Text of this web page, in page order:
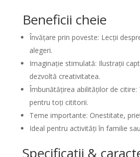
Beneficii cheie
Învățare prin poveste: Lecții
alegeri.
Imaginație stimulată: Ilustrații
dezvoltă creativitatea.
Îmbunătățirea abilităților de citire:
pentru toți cititorii.
Teme importante: Onestitate,
Ideal pentru activități în familie
Specificații &